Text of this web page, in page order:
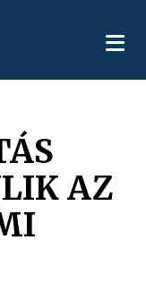
AZ